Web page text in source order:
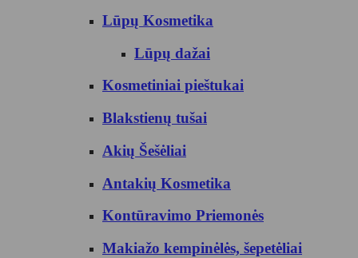
Lūpų Kosmetika
Lūpų dažai
Kosmetiniai pieštukai
Blakstienų tušai
Akių Šešėliai
Antakių Kosmetika
Kontūravimo Priemonės
Makiažo kempinėlės, šepetėliai